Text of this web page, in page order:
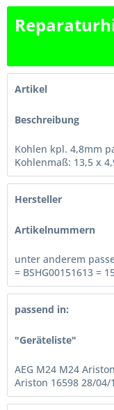
Artikel
Beschreibung
Kohlen kpl. 4,8mm
Kohlenmaß: 13,5 x
Hersteller
Artikelnummern
unter anderem
= BSHG00151613 =
passend in:
"Geräteliste"
AEG M24 M24
Ariston 16598 28/04/